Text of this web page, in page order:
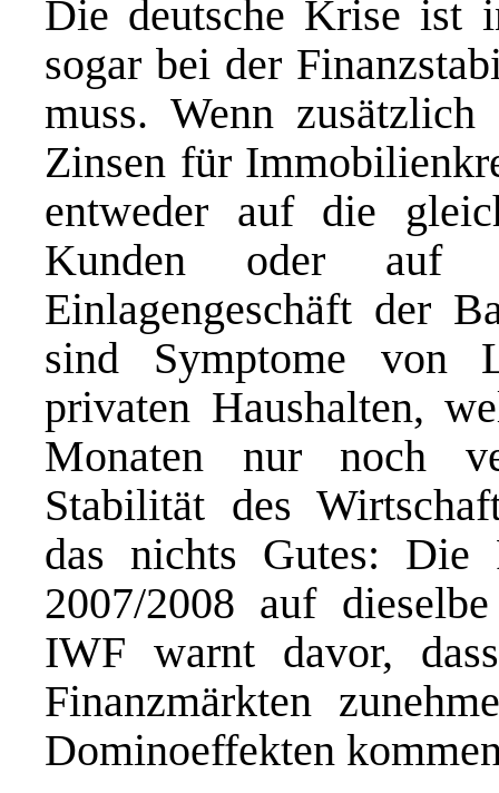
Die deutsche Krise ist
sogar bei der
muss. Wenn
Zinsen für
entweder auf die
Kunden oder auf
Einlagengeschäft der
sind Symptome von
privaten Haushalten,
Monaten nur noch
Stabilität des
das nichts Gutes:
2007/2008 auf
IWF warnt davor,
Finanzmärkten
Dominoeffekten